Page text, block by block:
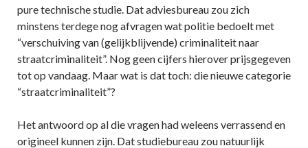
pure technische studie. Dat adviesbureau zou zich
minstens terdege nog afvragen wat politie bedoelt met
“verschuiving van (gelijkblijvende) criminaliteit naar
straatcriminaliteit”. Nog geen cijfers hierover prijsgegeven
tot op vandaag. Maar wat is dat toch: die nieuwe categorie
“straatcriminaliteit”?
Het antwoord op al die vragen had weleens verrassend en
origineel kunnen zijn. Dat studiebureau zou natuurlijk